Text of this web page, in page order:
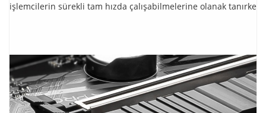
işlemcilerin sürekli tam hızda çalışabilmelerine olanak